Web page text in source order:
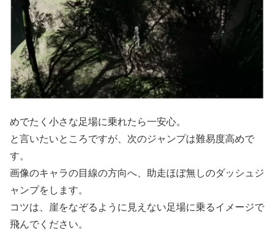
めでたく小さな足場に乗れたら一安心。
と言いたいところですが、次のジャンプは難易度高めで
す。
画像のキャラの目線の方向へ、助走ほぼ無しのダッシュジ
ャンプをします。
コツは、崖をなぞるように見えない足場に乗るイメージで
飛んでください。